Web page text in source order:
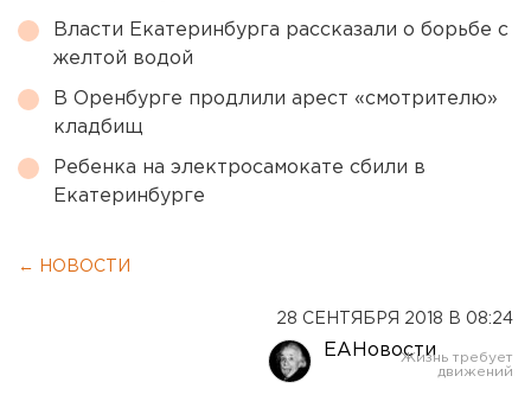
Власти Екатеринбурга рассказали о борьбе с
желтой водой
В Оренбурге продлили арест «смотрителю»
кладбищ
Ребенка на электросамокате сбили в
Екатеринбурге
← НОВОСТИ
28 СЕНТЯБРЯ 2018 В 08:24
ЕАНовости